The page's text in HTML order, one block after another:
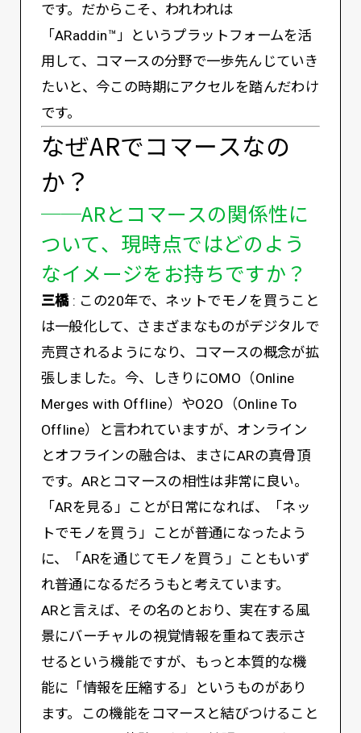
です。だからこそ、われわれは
「ARaddin™️」というプラットフォームを活
用して、コマースの分野で一歩先んじていき
たいと、今この時期にアクセルを踏んだわけ
です。
なぜARでコマースなの
か？
──ARとコマースの関係性に
ついて、現時点ではどのよう
なイメージをお持ちですか？
三橋 : この20年で、ネットでモノを買うこと
は一般化して、さまざまなものがデジタルで
売買されるようになり、コマースの概念が拡
張しました。今、しきりにOMO（Online
Merges with Offline）やO2O（Online To
Offline）と言われていますが、オンライン
とオフラインの融合は、まさにARの真骨頂
です。ARとコマースの相性は非常に良い。
「ARを見る」ことが日常になれば、「ネッ
トでモノを買う」ことが普通になったよう
に、「ARを通じてモノを買う」こともいず
れ普通になるだろうもと考えています。
ARと言えば、その名のとおり、実在する風
景にバーチャルの視覚情報を重ねて表示さ
せるという機能ですが、もっと本質的な機
能に「情報を圧縮する」というものがあり
ます。この機能をコマースと結びつけること